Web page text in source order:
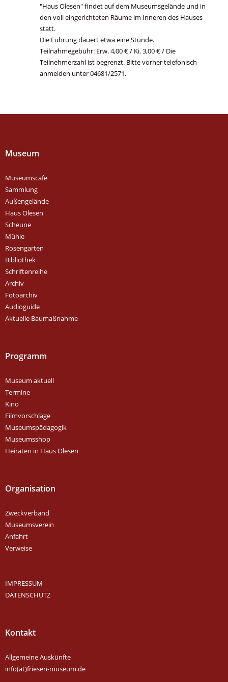
"Haus Olesen" findet auf dem Museumsgelände und in
den voll eingerichteten Räume im Inneren des Hauses
statt.
Die Führung dauert etwa eine Stunde.
Teilnahmegebühr: Erw. 4,00 € / Ki. 3,00 € / Die
Teilnehmerzahl ist begrenzt. Bitte vorher telefonisch
anmelden unter 04681/2571.
Museum
Museumscafe
Sammlung
Außengelände
Haus Olesen
Scheune
Mühle
Rosengarten
Bibliothek
Schriftenreihe
Archiv
Fotoarchiv
Audioguide
Aktuelle Baumaßnahme
Programm
Museum aktuell
Termine
Kino
Filmvorschläge
Museumspädagogik
Museumsshop
Heiraten in Haus Olesen
Organisation
Zweckverband
Museumsverein
Anfahrt
Verweise
IMPRESSUM
DATENSCHUTZ
Kontakt
Allgemeine Auskünfte
info(at)friesen-museum.de